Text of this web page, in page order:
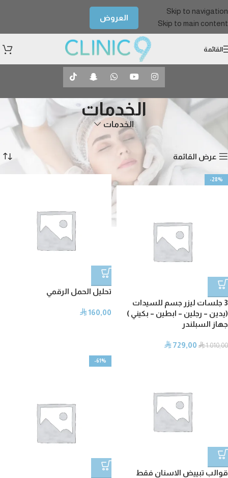
Skip to navigation
Skip to main content
العروض
القائمة
الخدمات
الخدمات
الرئيسية عرض 1–12 من أصل 334 نتيجة
عرض القائمة
-28%
3 جلسات ليزر جسم للسيدات
(يدين – رجلين – ابطين – بكيني )
جهاز السبلندر
⃁1.010,00
⃁729,00
تحليل الحمل الرقمي
⃁160,00
قوالب تبييض الاسنان فقط
-61%